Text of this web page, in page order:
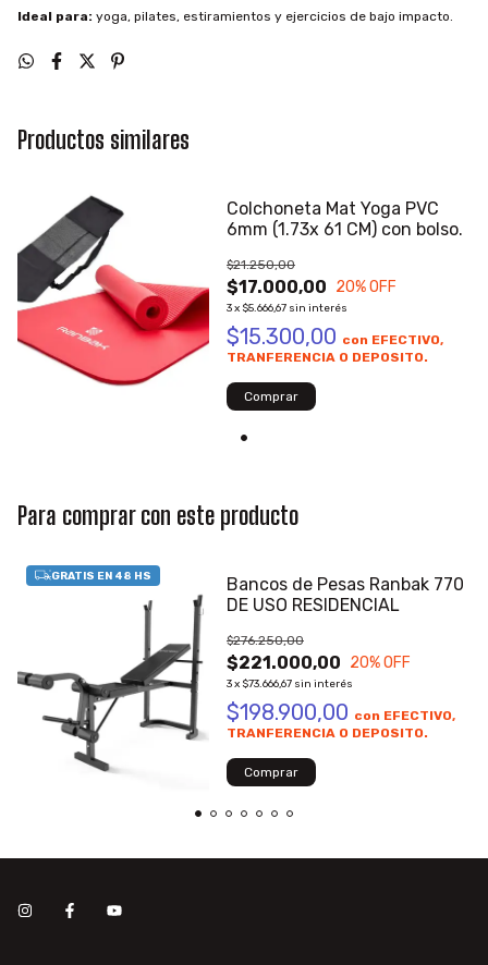
Ideal para: yoga, pilates, estiramientos y ejercicios de bajo impacto.
Productos similares
Colchoneta Mat Yoga PVC
6mm (1.73x 61 CM) con bolso.
$17.000,00
$21.250,00
20% OFF
3x $5.666,67 sin interés
$15.300,00 con EFECTIVO,
TRANFERENCIA O DEPOSITO.
Comprar
Para comprar con este producto
Bancos de Pesas Ranbak 770
DE USO RESIDENCIAL
$221.000,00
$276.250,00
20% OFF
3x $73.666,67 sin interés
$198.900,00 con EFECTIVO,
TRANFERENCIA O DEPOSITO.